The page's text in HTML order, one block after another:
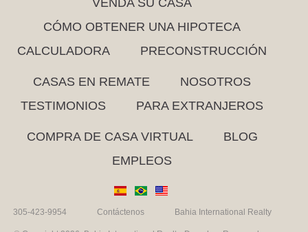
CÓMO OBTENER UNA HIPOTECA
CALCULADORA
PRECONSTRUCCIÓN
CASAS EN REMATE
NOSOTROS
TESTIMONIOS
PARA EXTRANJEROS
COMPRA DE CASA VIRTUAL
BLOG
EMPLEOS
305-423-9954 Contáctenos Bahia International Realty